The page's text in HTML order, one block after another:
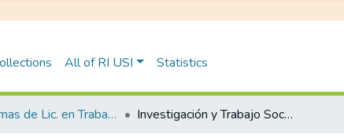
All of RI USI Statistics
Programas de Lic. en Trabajo Social Investigación y Trabajo Social - Cuarto Año -Turno Noche